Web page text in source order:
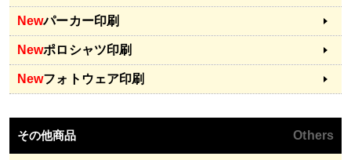
Newパーカー印刷
Newポロシャツ印刷
Newフォトウェア印刷
その他商品 Others